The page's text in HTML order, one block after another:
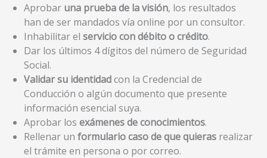
Aprobar una prueba de la visión, los resultados
han de ser mandados vía online por un consultor.
Inhabilitar el servicio con débito o crédito.
Dar los últimos 4 dígitos del número de Seguridad
Social.
Validar su identidadcon la Credencial de
Conducción o algún documento que presente
información esencial suya.
Aprobar los exámenes de conocimientos.
Rellenar un formulario caso de que quieras realizar
el trámite en persona o por correo.